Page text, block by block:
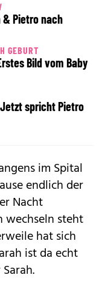
& Pietro nach
GEBURT
Bild vom Baby
spricht Pietro
im Spital
endlich der
Nacht
steht
hat sich
ist da echt